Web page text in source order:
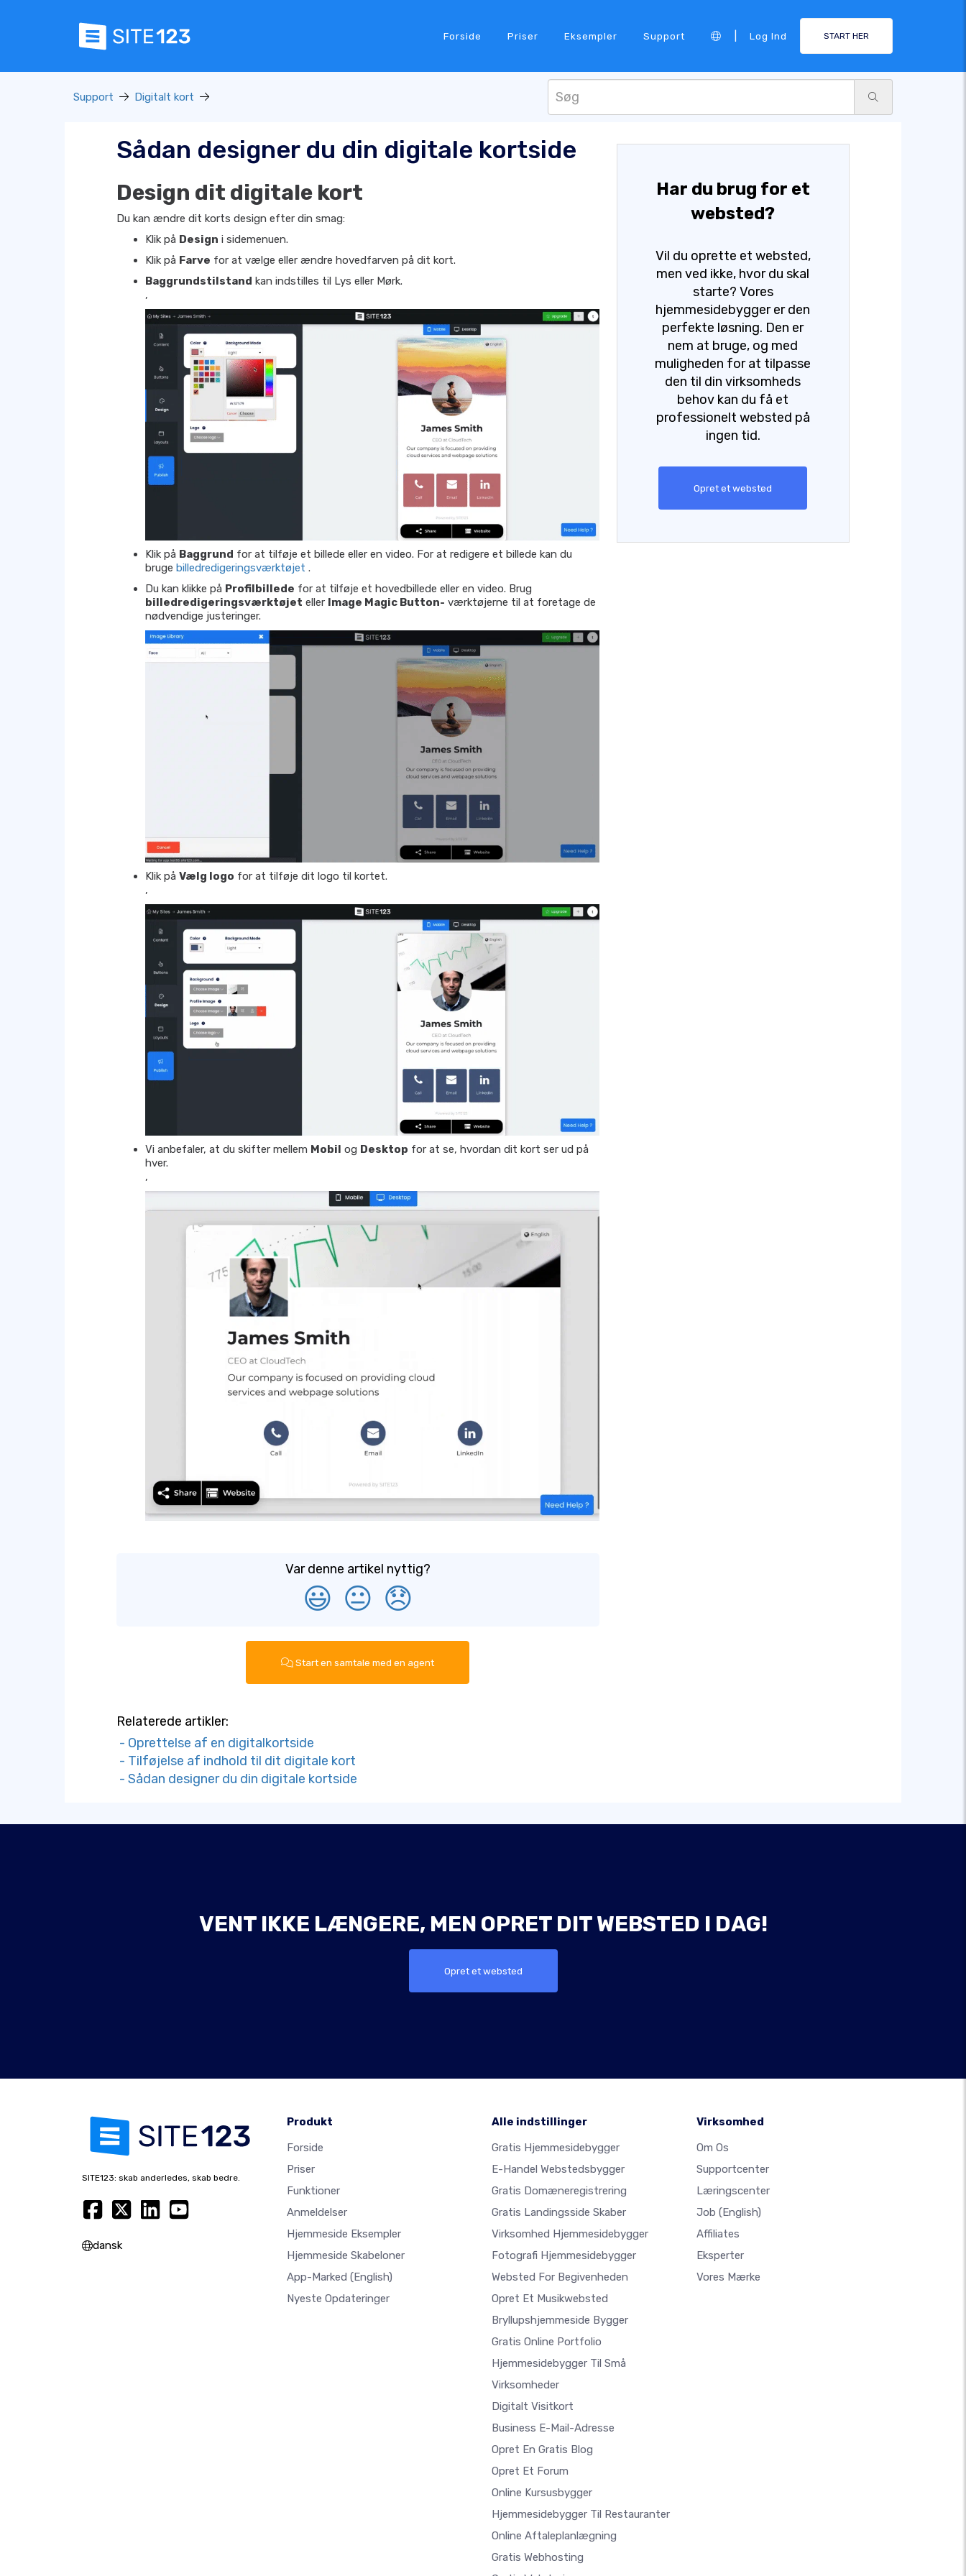
Forside Priser Eksempler Support Log Ind START HER
Support Digitalt kort
Sådan designer du din digitale kortside
Design dit digitale kort
Du kan ændre dit korts design efter din smag:
Klik på Design i sidemenuen.
Klik på Farve for at vælge eller ændre hovedfarven på dit kort.
Baggrundstilstand kan indstilles til Lys eller Mørk.
,
Klik på Baggrund for at tilføje et billede eller en video. For at redigere et billede kan du
bruge billedredigeringsværktøjet .
Du kan klikke på Profilbillede for at tilføje et hovedbillede eller en video. Brug
billedredigeringsværktøjet eller Image Magic Button- værktøjerne til at foretage de
nødvendige justeringer.
Klik på Vælg logo for at tilføje dit logo til kortet.
,
Vi anbefaler, at du skifter mellem Mobil og Desktop for at se, hvordan dit kort ser ud på
hver.
,
Var denne artikel nyttig?
😃 😐 😞
Start en samtale med en agent
Relaterede artikler:
- Oprettelse af en digitalkortside
- Tilføjelse af indhold til dit digitale kort
- Sådan designer du din digitale kortside
Har du brug for et
websted?
Vil du oprette et websted,
men ved ikke, hvor du skal
starte? Vores
hjemmesidebygger er den
perfekte løsning. Den er
nem at bruge, og med
muligheden for at tilpasse
den til din virksomheds
behov kan du få et
professionelt websted på
ingen tid.
Opret et websted
VENT IKKE LÆNGERE, MEN OPRET DIT WEBSTED I DAG!
Opret et websted
SITE123: skab anderledes, skab bedre.
dansk
Produkt
Forside
Priser
Funktioner
Anmeldelser
Hjemmeside Eksempler
Hjemmeside Skabeloner
App-Marked (English)
Nyeste Opdateringer
Alle indstillinger
Gratis Hjemmesidebygger
E-Handel Webstedsbygger
Gratis Domæneregistrering
Gratis Landingsside Skaber
Virksomhed Hjemmesidebygger
Fotografi Hjemmesidebygger
Websted For Begivenheden
Opret Et Musikwebsted
Bryllupshjemmeside Bygger
Gratis Online Portfolio
Hjemmesidebygger Til Små
Virksomheder
Digitalt Visitkort
Business E-Mail-Adresse
Opret En Gratis Blog
Opret Et Forum
Online Kursusbygger
Hjemmesidebygger Til Restauranter
Online Aftaleplanlægning
Gratis Webhosting
Virksomhed
Om Os
Supportcenter
Læringscenter
Job (English)
Affiliates
Eksperter
Vores Mærke